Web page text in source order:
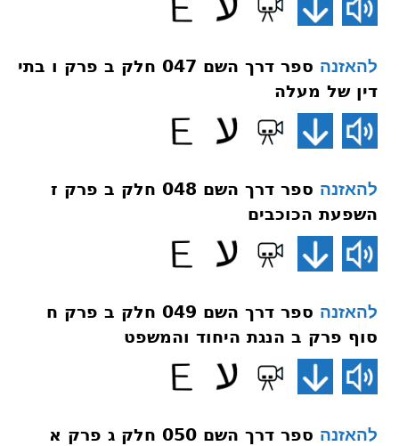
להאזנה
ספר דרך השם 047 חלק ב פרק ו בתי
דין של מעלה
להאזנה
ספר דרך השם 048 חלק ב פרק ז
השפעת הכוכבים
להאזנה
ספר דרך השם 049 חלק ב פרק ח
סוף פרק ב הנגת היחוד והמשפט
להאזנה
ספר דרך השם 050 חלק ג פרק א